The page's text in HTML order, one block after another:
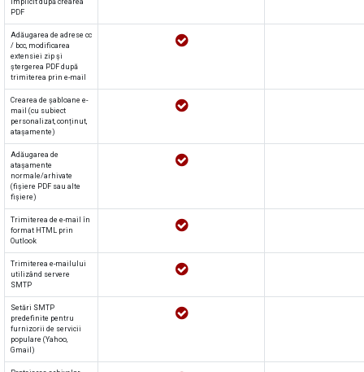
implicit după crearea
PDF
Adăugarea de adrese cc
/ bcc, modificarea
extensiei zip și
ștergerea PDF după
trimiterea prin e-mail
Crearea de șabloane e-
mail (cu subiect
personalizat, conținut,
atașamente)
Adăugarea de
atașamente
normale/arhivate
(fișiere PDF sau alte
fișiere)
Trimiterea de e-mail în
format HTML prin
Outlook
Trimiterea e-mailului
utilizând servere
SMTP
Setări SMTP
predefinite pentru
furnizorii de servicii
populare (Yahoo,
Gmail)